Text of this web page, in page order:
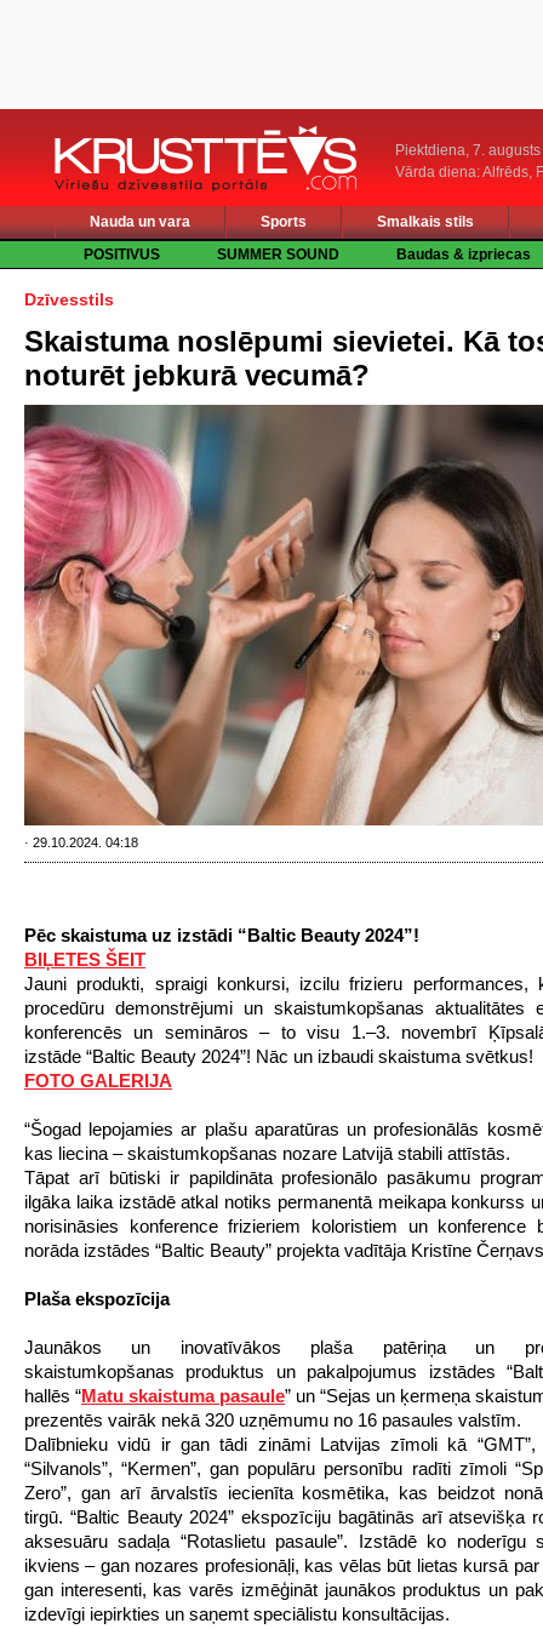
Piektdiena, 7. augusts
Vārda diena: Alfrēds,
Nauda un vara Sports
Smalkais stils
POSITIVUS
SUMMER SOUND Baudas & izpriecas
Dzīvesstils
Skaistuma noslēpumi sievietei. Kā
noturēt jebkurā vecumā?
· 29.10.2024. 04:18
Pēc skaistuma uz izstādi “Baltic Beauty 2024”!
BIĻETES ŠEIT
Jauni produkti, spraigi konkursi, izcilu frizieru performances,
procedūru demonstrējumi un skaistumkopšanas aktualitātes
konferencēs un semināros – to visu 1.–3. novembrī
izstāde “Baltic Beauty 2024”! Nāc un izbaudi skaistuma svētkus!
FOTO GALERIJA
“Šogad lepojamies ar plašu aparatūras un profesionālās
kas liecina – skaistumkopšanas nozare Latvijā stabili attīstās.
Tāpat arī būtiski ir papildināta profesionālo pasākumu
ilgāka laika izstādē atkal notiks permanentā meikapa konkurss
norisināsies konference frizieriem koloristiem un konference
norāda izstādes “Baltic Beauty” projekta vadītāja Kristīne
Plaša ekspozīcija
Jaunākos un inovatīvākos plaša patēriņa un
skaistumkopšanas produktus un pakalpojumus izstādes
hallēs “Matu skaistuma pasaule” un “Sejas un ķermeņa
prezentēs vairāk nekā 320 uzņēmumu no 16 pasaules valstīm.
Dalībnieku vidū ir gan tādi zināmi Latvijas zīmoli kā “GMT”,
“Silvanols”, “Kermen”, gan populāru personību radīti zīmoli
Zero”, gan arī ārvalstīs iecienīta kosmētika, kas beidzot
tirgū. “Baltic Beauty 2024” ekspozīciju bagātinās arī atsevišķa
aksesuāru sadaļa “Rotaslietu pasaule”. Izstādē ko noderīgu
ikviens – gan nozares profesionāļi, kas vēlas būt lietas kursā
gan interesenti, kas varēs izmēģināt jaunākos produktus un
izdevīgi iepirkties un saņemt speciālistu konsultācijas.